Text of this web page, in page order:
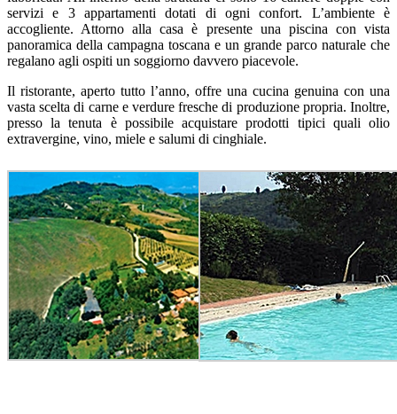
servizi e 3 appartamenti dotati di ogni confort. L’ambiente è
accogliente. Attorno alla casa è presente una piscina con vista
panoramica della campagna toscana e un grande parco naturale che
regalano agli ospiti un soggiorno davvero piacevole.
Il ristorante, aperto tutto l’anno, offre una cucina genuina con una
vasta scelta di carne e verdure fresche di produzione propria. Inoltre,
presso la tenuta è possibile acquistare prodotti tipici quali olio
extravergine, vino, miele e salumi di cinghiale.